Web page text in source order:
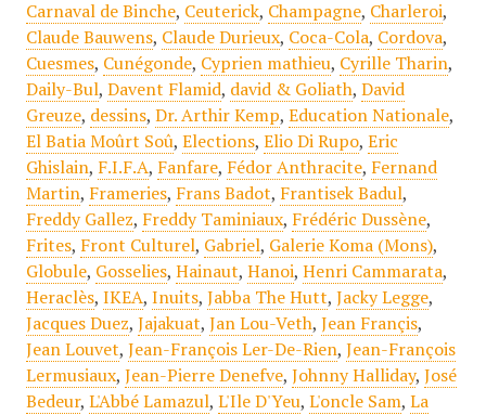
Carnaval de Binche, Ceuterick, Champagne, Charleroi,
Claude Bauwens, Claude Durieux, Coca-Cola, Cordova,
Cuesmes, Cunégonde, Cyprien mathieu, Cyrille Tharin,
Daily-Bul, Davent Flamid, david & Goliath, David
Greuze, dessins, Dr. Arthir Kemp, Education Nationale,
El Batia Moûrt Soû, Elections, Elio Di Rupo, Eric
Ghislain, F.I.F.A, Fanfare, Fédor Anthracite, Fernand
Martin, Frameries, Frans Badot, Frantisek Badul,
Freddy Gallez, Freddy Taminiaux, Frédéric Dussène,
Frites, Front Culturel, Gabriel, Galerie Koma (Mons),
Globule, Gosselies, Hainaut, Hanoi, Henri Cammarata,
Heraclès, IKEA, Inuits, Jabba The Hutt, Jacky Legge,
Jacques Duez, Jajakuat, Jan Lou-Veth, Jean Françis,
Jean Louvet, Jean-François Ler-De-Rien, Jean-François
Lermusiaux, Jean-Pierre Denefve, Johnny Halliday, José
Bedeur, L'Abbé Lamazul, L'Ile D'Yeu, L'oncle Sam, La